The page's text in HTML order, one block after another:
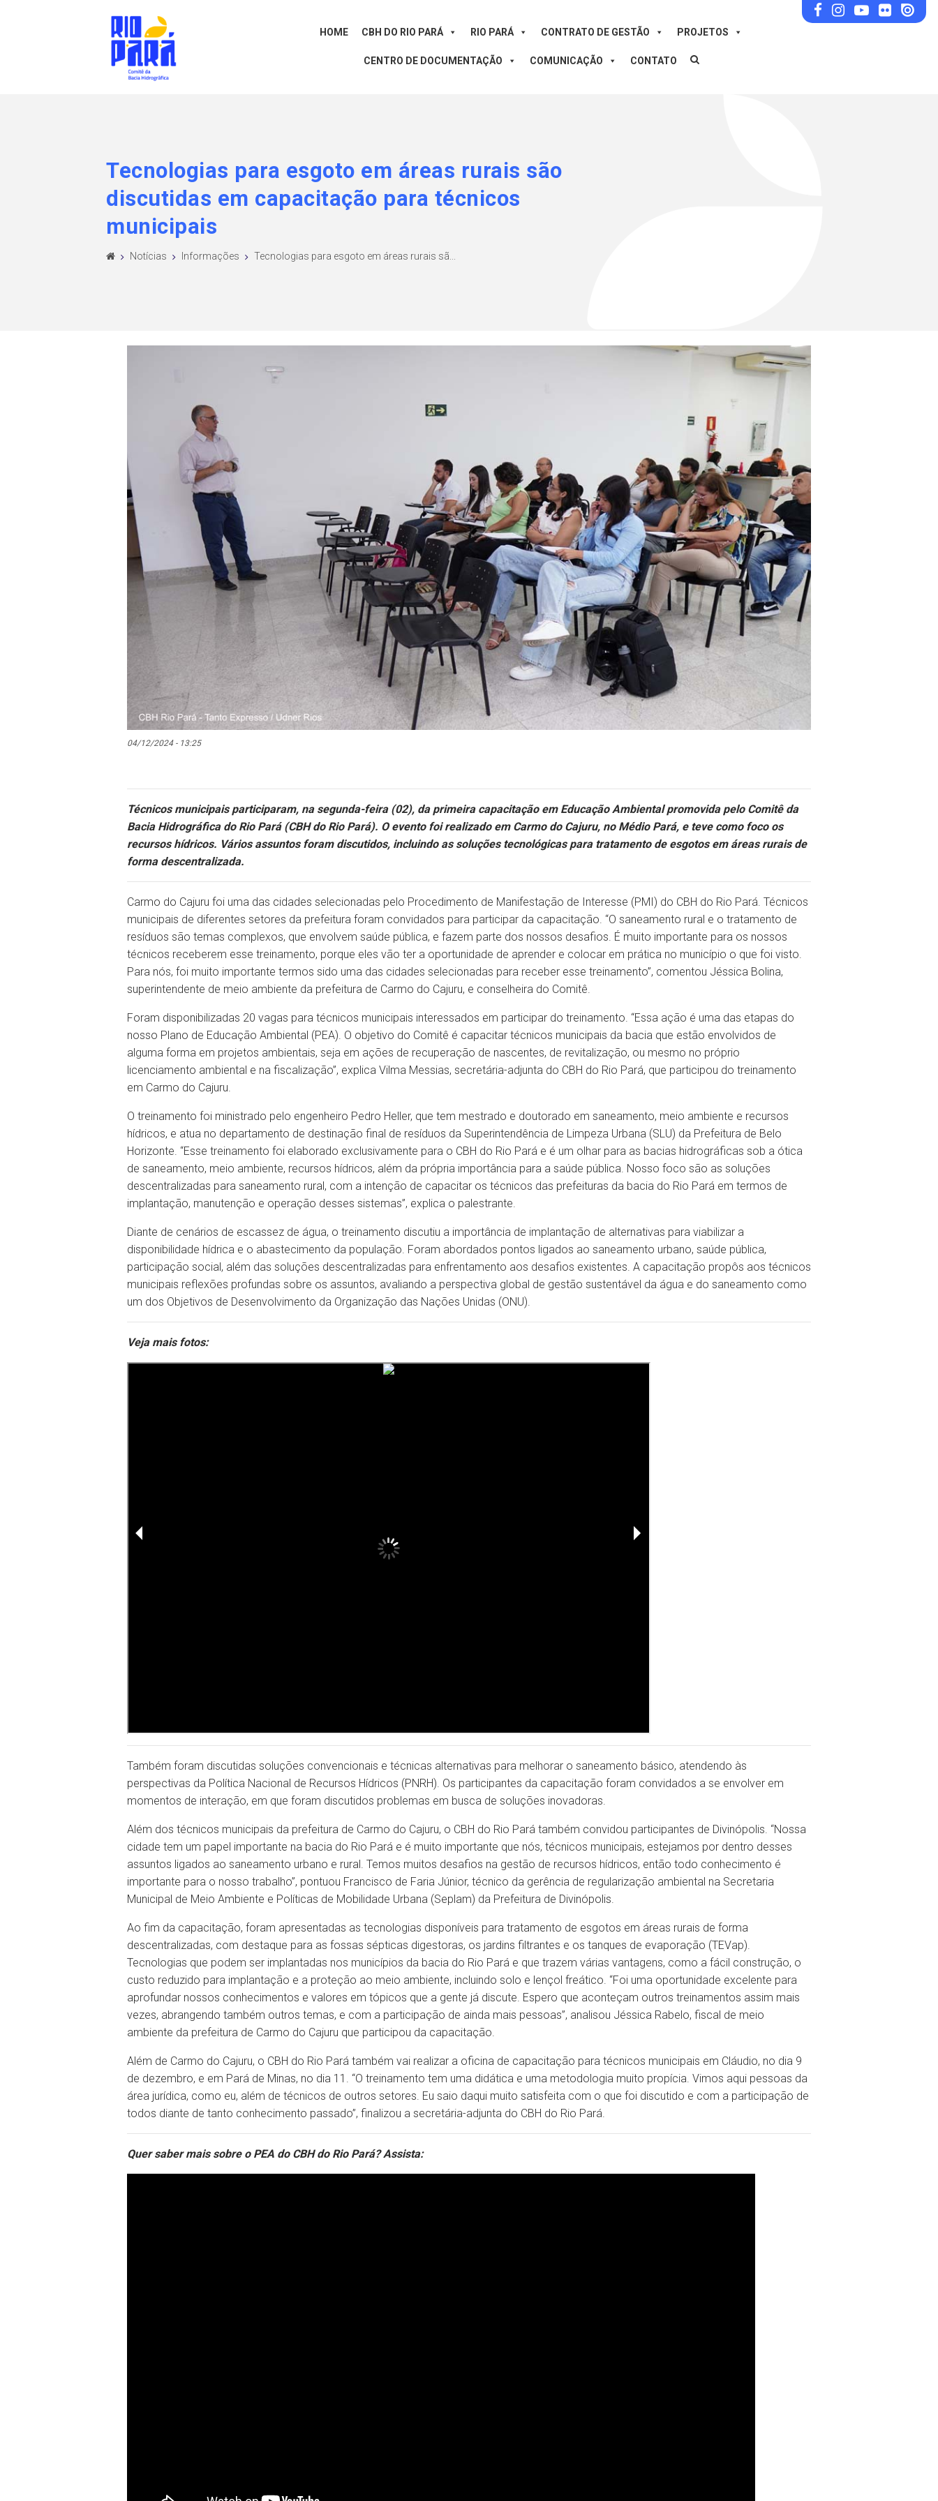
HOME CBH DO RIO PARÁ RIO PARÁ CONTRATO DE GESTÃO PROJETOS
CENTRO DE DOCUMENTAÇÃO COMUNICAÇÃO CONTATO
Tecnologias para esgoto em áreas rurais são
discutidas em capacitação para técnicos
municipais
Notícias Informações Tecnologias para esgoto em áreas rurais sã...
04/12/2024 - 13:25
Técnicos municipais participaram, na segunda-feira (02), da primeira capacitação em Educação Ambiental promovida pelo Comitê da
Bacia Hidrográfica do Rio Pará (CBH do Rio Pará). O evento foi realizado em Carmo do Cajuru, no Médio Pará, e teve como foco os
recursos hídricos. Vários assuntos foram discutidos, incluindo as soluções tecnológicas para tratamento de esgotos em áreas rurais de
forma descentralizada.
Carmo do Cajuru foi uma das cidades selecionadas pelo Procedimento de Manifestação de Interesse (PMI) do CBH do Rio Pará. Técnicos
municipais de diferentes setores da prefeitura foram convidados para participar da capacitação. “O saneamento rural e o tratamento de
resíduos são temas complexos, que envolvem saúde pública, e fazem parte dos nossos desafios. É muito importante para os nossos
técnicos receberem esse treinamento, porque eles vão ter a oportunidade de aprender e colocar em prática no município o que foi visto.
Para nós, foi muito importante termos sido uma das cidades selecionadas para receber esse treinamento”, comentou Jéssica Bolina,
superintendente de meio ambiente da prefeitura de Carmo do Cajuru, e conselheira do Comitê.
Foram disponibilizadas 20 vagas para técnicos municipais interessados em participar do treinamento. “Essa ação é uma das etapas do
nosso Plano de Educação Ambiental (PEA). O objetivo do Comitê é capacitar técnicos municipais da bacia que estão envolvidos de
alguma forma em projetos ambientais, seja em ações de recuperação de nascentes, de revitalização, ou mesmo no próprio
licenciamento ambiental e na fiscalização”, explica Vilma Messias, secretária-adjunta do CBH do Rio Pará, que participou do treinamento
em Carmo do Cajuru.
O treinamento foi ministrado pelo engenheiro Pedro Heller, que tem mestrado e doutorado em saneamento, meio ambiente e recursos
hídricos, e atua no departamento de destinação final de resíduos da Superintendência de Limpeza Urbana (SLU) da Prefeitura de Belo
Horizonte. “Esse treinamento foi elaborado exclusivamente para o CBH do Rio Pará e é um olhar para as bacias hidrográficas sob a ótica
de saneamento, meio ambiente, recursos hídricos, além da própria importância para a saúde pública. Nosso foco são as soluções
descentralizadas para saneamento rural, com a intenção de capacitar os técnicos das prefeituras da bacia do Rio Pará em termos de
implantação, manutenção e operação desses sistemas”, explica o palestrante.
Diante de cenários de escassez de água, o treinamento discutiu a importância de implantação de alternativas para viabilizar a
disponibilidade hídrica e o abastecimento da população. Foram abordados pontos ligados ao saneamento urbano, saúde pública,
participação social, além das soluções descentralizadas para enfrentamento aos desafios existentes. A capacitação propôs aos técnicos
municipais reflexões profundas sobre os assuntos, avaliando a perspectiva global de gestão sustentável da água e do saneamento como
um dos Objetivos de Desenvolvimento da Organização das Nações Unidas (ONU).
Veja mais fotos:
Também foram discutidas soluções convencionais e técnicas alternativas para melhorar o saneamento básico, atendendo às
perspectivas da Política Nacional de Recursos Hídricos (PNRH). Os participantes da capacitação foram convidados a se envolver em
momentos de interação, em que foram discutidos problemas em busca de soluções inovadoras.
Além dos técnicos municipais da prefeitura de Carmo do Cajuru, o CBH do Rio Pará também convidou participantes de Divinópolis. “Nossa
cidade tem um papel importante na bacia do Rio Pará e é muito importante que nós, técnicos municipais, estejamos por dentro desses
assuntos ligados ao saneamento urbano e rural. Temos muitos desafios na gestão de recursos hídricos, então todo conhecimento é
importante para o nosso trabalho”, pontuou Francisco de Faria Júnior, técnico da gerência de regularização ambiental na Secretaria
Municipal de Meio Ambiente e Políticas de Mobilidade Urbana (Seplam) da Prefeitura de Divinópolis.
Ao fim da capacitação, foram apresentadas as tecnologias disponíveis para tratamento de esgotos em áreas rurais de forma
descentralizadas, com destaque para as fossas sépticas digestoras, os jardins filtrantes e os tanques de evaporação (TEVap).
Tecnologias que podem ser implantadas nos municípios da bacia do Rio Pará e que trazem várias vantagens, como a fácil construção, o
custo reduzido para implantação e a proteção ao meio ambiente, incluindo solo e lençol freático. “Foi uma oportunidade excelente para
aprofundar nossos conhecimentos e valores em tópicos que a gente já discute. Espero que aconteçam outros treinamentos assim mais
vezes, abrangendo também outros temas, e com a participação de ainda mais pessoas”, analisou Jéssica Rabelo, fiscal de meio
ambiente da prefeitura de Carmo do Cajuru que participou da capacitação.
Além de Carmo do Cajuru, o CBH do Rio Pará também vai realizar a oficina de capacitação para técnicos municipais em Cláudio, no dia 9
de dezembro, e em Pará de Minas, no dia 11. “O treinamento tem uma didática e uma metodologia muito propícia. Vimos aqui pessoas da
área jurídica, como eu, além de técnicos de outros setores. Eu saio daqui muito satisfeita com o que foi discutido e com a participação de
todos diante de tanto conhecimento passado”, finalizou a secretária-adjunta do CBH do Rio Pará.
Quer saber mais sobre o PEA do CBH do Rio Pará? Assista: